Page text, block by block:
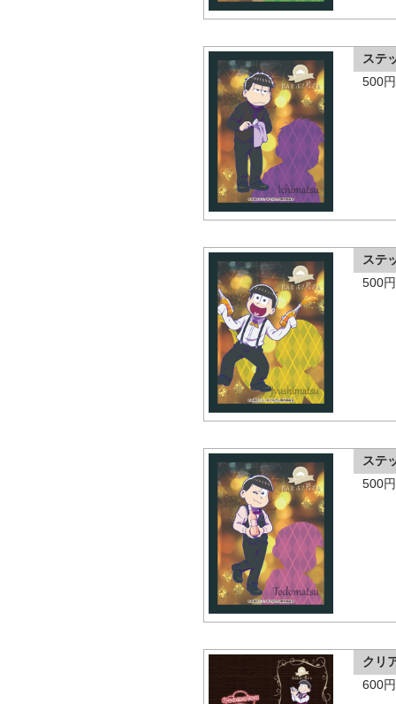
ステ
500
ステ
500
ステ
500
クリ
600